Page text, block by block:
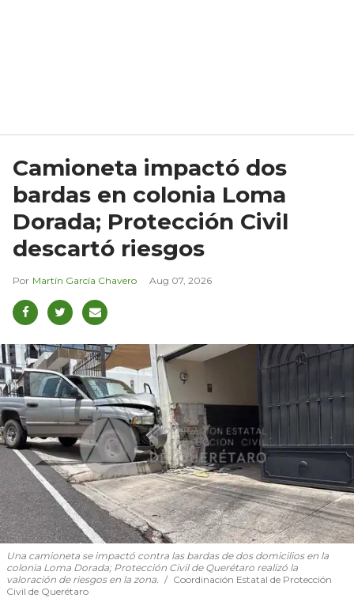
Camioneta impactó dos
bardas en colonia Loma
Dorada; Protección Civil
descartó riesgos
Martín García Chavero Aug 07, 2026
Una camioneta se impactó contra las bardas de dos domicilios en la
colonia Loma Dorada; Protección Civil de Querétaro realizó la
valoración de riesgos en la zona.
Coordinación Estatal de Protección
Civil de Querétaro